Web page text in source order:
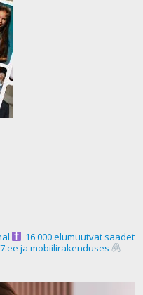
16 000 elumuutvat saadet
ja mobiilirakenduses